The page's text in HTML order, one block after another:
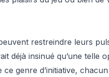
restreindre leurs
déjà insinué qu’une telle
genre d’initiative,